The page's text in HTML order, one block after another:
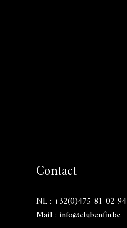
Contact
NL : +32(0)475 81 02 94
Mail : info@clubenfin.be